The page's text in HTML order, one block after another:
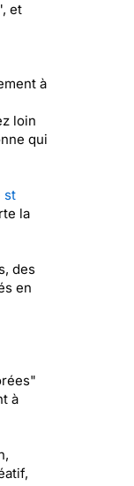
et
à
loin
qui
st
la
des
en
à